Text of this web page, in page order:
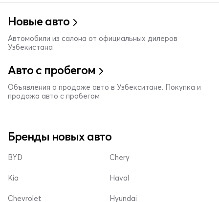
Новые авто
Автомобили из салона от официальных дилеров
Узбекистана
Авто с пробегом
Объявления о продаже авто в Узбекситане. Покупка и
продажа авто с пробегом
Бренды новых авто
BYD
Kia
Chevrolet
Chery
Haval
Hyundai